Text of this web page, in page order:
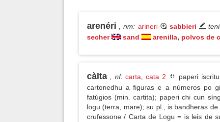
arenéri , nm: arineri sabbieri
secher
sand arenilla, polvos de
càlta , nf: carta ,cata 2
paperi
cartonedhu a figuras e a números po
fatúgios (min. cartita); paperi chi cun
logu (terra, mare); su pl., is bandheras
crufessone / Carta de Logu = is leis de